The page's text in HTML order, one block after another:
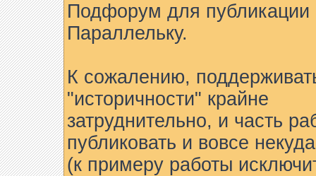
Подфорум для
Параллельку.
К сожалению,
"историчности" крайне
затруднительно, и часть
публиковать и вовсе
(к примеру работы